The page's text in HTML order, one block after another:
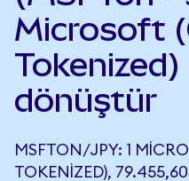
Microsoft
dönüştür
MSFTON/JPY: 1
TOKENIZED),